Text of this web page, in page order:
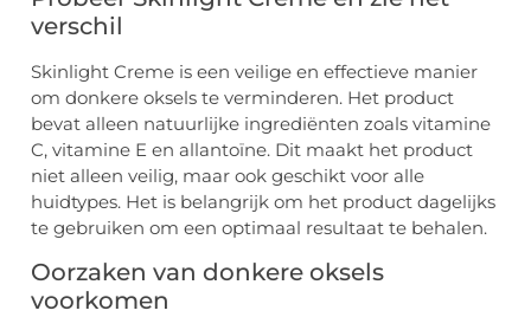
verschil
Skinlight Creme is een veilige en effectieve manier
om donkere oksels te verminderen. Het product
bevat alleen natuurlijke ingrediënten zoals vitamine
C, vitamine E en allantoïne. Dit maakt het product
niet alleen veilig, maar ook geschikt voor alle
huidtypes. Het is belangrijk om het product dagelijks
te gebruiken om een optimaal resultaat te behalen.
Oorzaken van donkere oksels
voorkomen